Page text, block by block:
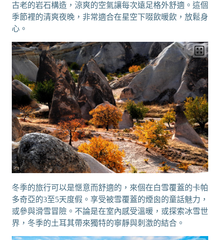
古老的岩石構造，涼爽的空氣讓每次遠足格外舒適。這個
季節裡的清爽夜晚，非常適合在星空下啜飲暖飲，放鬆身
心。
冬季的旅行可以是愜意而舒適的，來個在白雪覆蓋的卡帕
多奇亞的3至5天度假。享受被雪覆蓋的煙囪的童話魅力，
或參與滑雪冒險。不論是在室內感受溫暖，或探索冰雪世
界，冬季的土耳其帶來獨特的寧靜與刺激的結合。